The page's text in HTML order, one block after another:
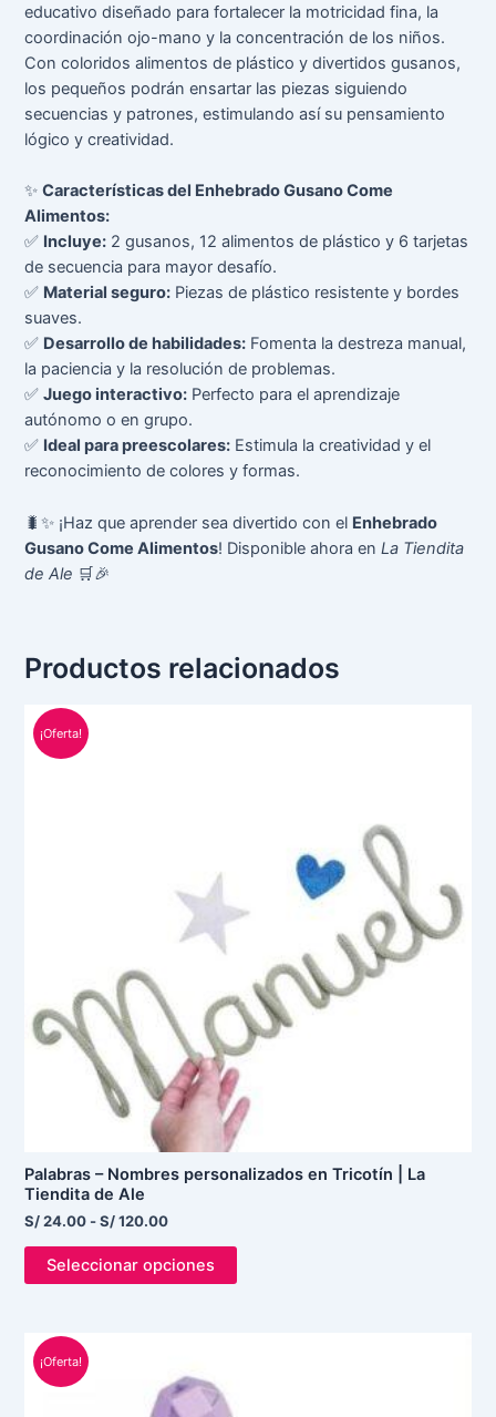
educativo diseñado para fortalecer la motricidad fina, la
coordinación ojo-mano y la concentración de los niños.
Con coloridos alimentos de plástico y divertidos gusanos,
los pequeños podrán ensartar las piezas siguiendo
secuencias y patrones, estimulando así su pensamiento
lógico y creatividad.
✨Características del Enhebrado Gusano Come
Alimentos:
✅ Incluye: 2 gusanos, 12 alimentos de plástico y 6 tarjetas
de secuencia para mayor desafío.
✅ Material seguro: Piezas de plástico resistente y bordes
suaves.
✅ Desarrollo de habilidades: Fomenta la destreza manual,
la paciencia y la resolución de problemas.
✅Juego interactivo: Perfecto para el aprendizaje
autónomo o en grupo.
✅ Ideal para preescolares: Estimula la creatividad y el
reconocimiento de colores y formas.
🐛✨ ¡Haz que aprender sea divertido con el Enhebrado
Gusano Come Alimentos! Disponible ahora enLa Tiendita
de Ale 🛒🎉
Productos relacionados
¡Oferta!
Palabras – Nombres personalizados en Tricotín | La
Tiendita de Ale
S/24.00 - S/120.00
Seleccionar opciones
opciones
pueden
la
página
de
producto
¡Oferta! precio
original
actual
es: